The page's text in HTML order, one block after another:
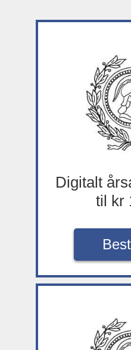
Digitalt
til kr